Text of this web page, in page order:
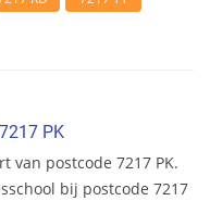
PK
van postcode 7217 PK.
bij postcode 7217